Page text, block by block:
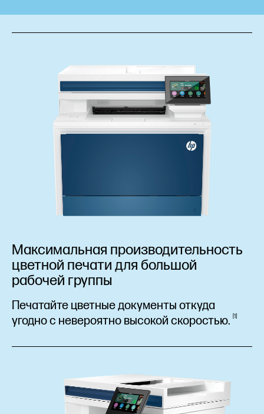
Максимальная производительность
цветной печати для большой
рабочей группы
Печатайте цветные документы откуда
угодно с невероятно высокой скоростью. 1